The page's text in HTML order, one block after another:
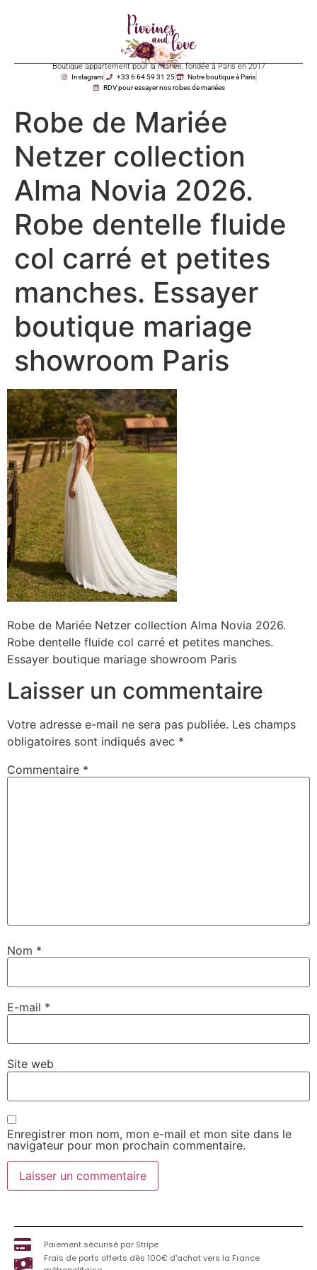
Boutique appartement pour la mariée, fondée à Paris en 2017
Instagram +33 6 64 59 31 25
Notre boutique à Paris
RDV pour essayer nos robes de mariées
Robe de Mariée
Netzer collection
Alma Novia 2026.
Robe dentelle fluide
col carré et petites
manches. Essayer
boutique mariage
showroom Paris
Robe de Mariée Netzer collection Alma Novia 2026.
Robe dentelle fluide col carré et petites manches.
Essayer boutique mariage showroom Paris
Laisser un commentaire
Votre adresse e-mail ne sera pas publiée. Les champs
obligatoires sont indiqués avec *
Commentaire *
Nom *
E-mail *
Site web
Enregistrer mon nom, mon e-mail et mon site dans le
navigateur pour mon prochain commentaire.
Paiement sécurisé par Stripe
Frais de ports offerts dès 100€ d'achat vers la France